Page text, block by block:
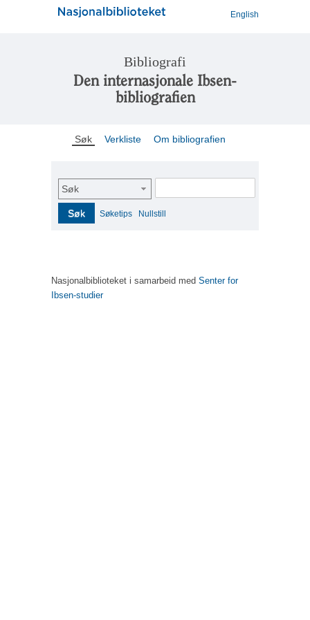
English
Bibliografi
Den internasjonale Ibsen-
bibliografien
Søk Verkliste Om bibliografien
Søk
Søk Søketips Nullstill
Nasjonalbiblioteket i samarbeid med Senter for
Ibsen-studier